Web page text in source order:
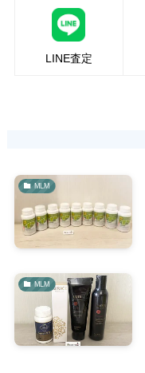
LINE査定
MLM
MLM